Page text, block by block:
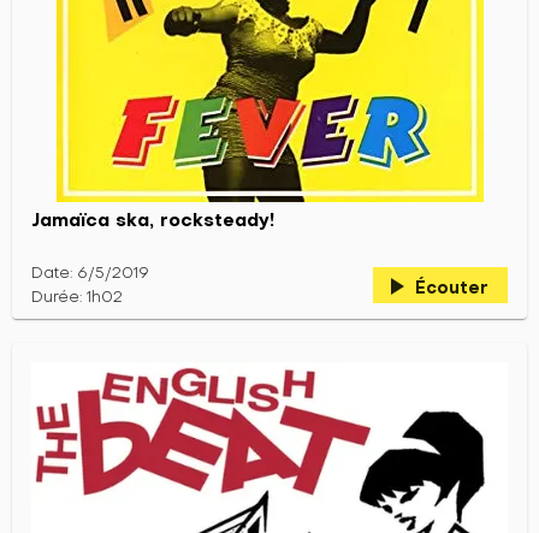
Jamaïca ska, rocksteady!
Date: 6/5/2019
Durée: 1h02
play_arrow Écouter